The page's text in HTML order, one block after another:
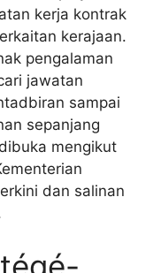
kerja kontrak
kerajaan.
pengalaman
jawatan
sampai
sepanjang
mengikut
dan salinan